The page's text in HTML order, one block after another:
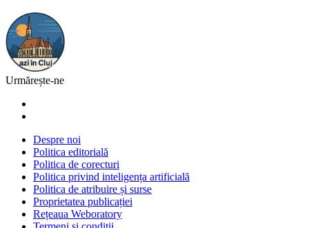
Urmărește-ne
Despre noi
Politica editorială
Politica de corecturi
Politica privind inteligența artificială
Politica de atribuire și surse
Proprietatea publicației
Rețeaua Weboratory